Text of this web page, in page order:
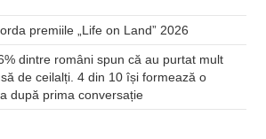
premiile „Life on Land” 2026
dintre români spun că au purtat mult
de ceilalți. 4 din 10 își formează o
după prima conversație